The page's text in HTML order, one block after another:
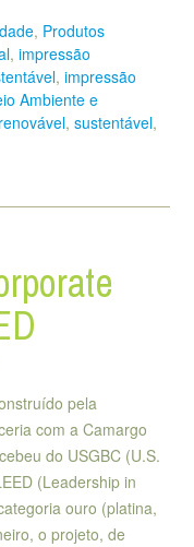
, Produtos
, impressão
, impressão
Ambiente e
renovável, sustentável,
pela
com a Camargo
do USGBC (U.S.
(Leadership in
ouro (platina,
o projeto, de